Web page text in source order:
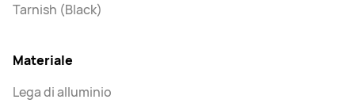
Tarnish (Black)
Materiale
Lega di alluminio